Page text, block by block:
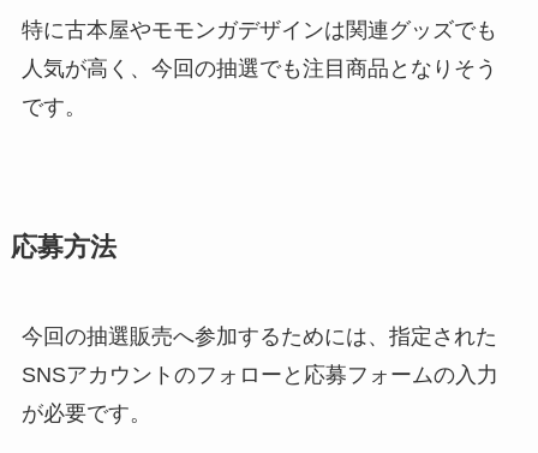
特に古本屋やモモンガデザインは関連グッズでも
人気が高く、今回の抽選でも注目商品となりそう
です。
応募方法
今回の抽選販売へ参加するためには、指定された
SNSアカウントのフォローと応募フォームの入力
が必要です。